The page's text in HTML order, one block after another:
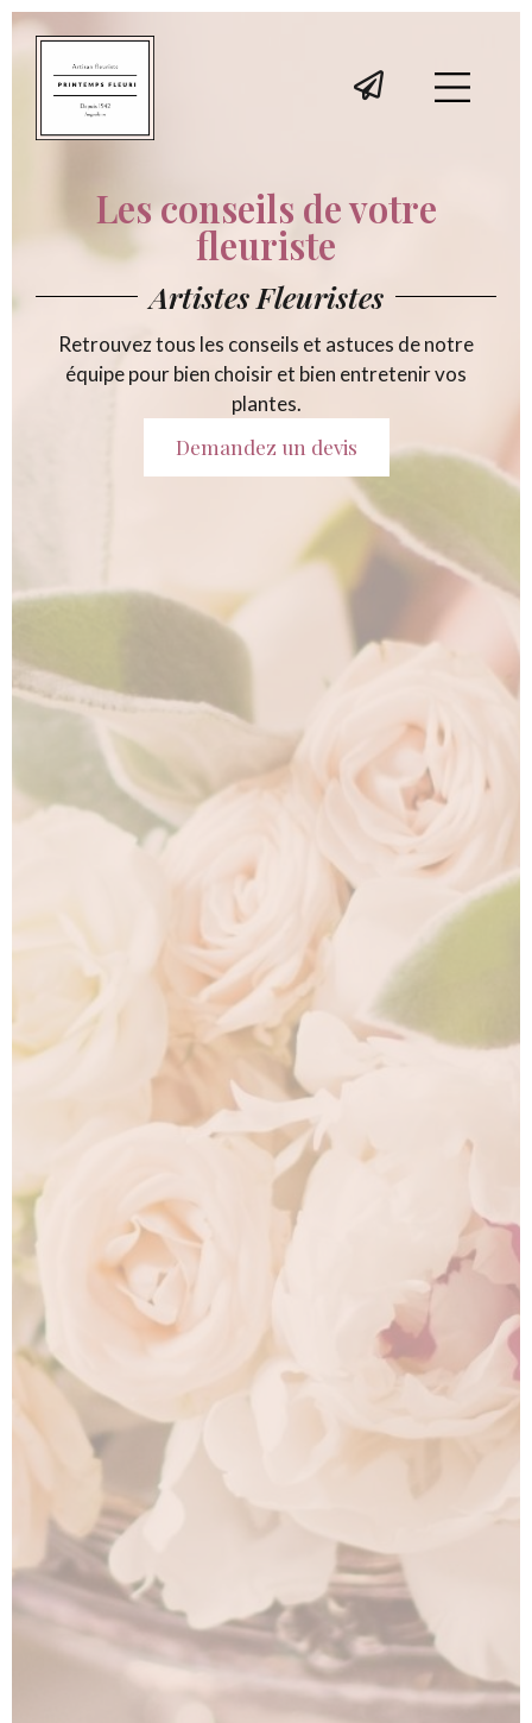
Les conseils de votre
fleuriste
Artistes Fleuristes
Retrouvez tous les conseils et astuces de notre
équipe pour bien choisir et bien entretenir vos
plantes.
Demandez un devis
Panneau de gestion des cookies